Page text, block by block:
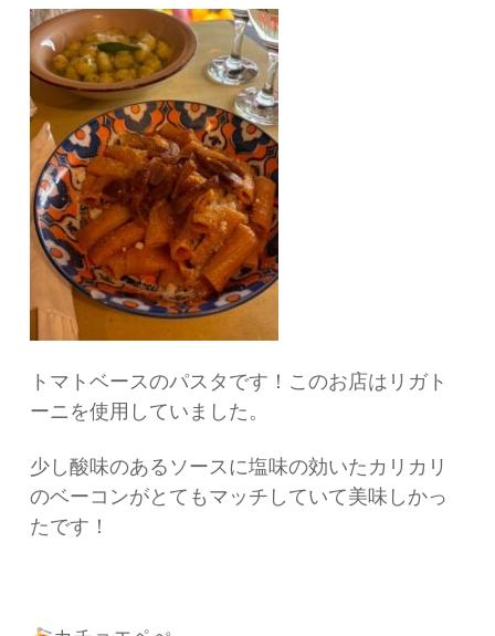
トマトベースのパスタです！このお店はリガト
ーニを使用していました。
少し酸味のあるソースに塩味の効いたカリカリ
のベーコンがとてもマッチしていて美味しかっ
たです！